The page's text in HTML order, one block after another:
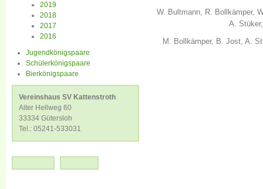
2019
2018
2017
2016
Jugendkönigspaare
Schülerkönigspaare
Bierkönigspaare
Vereinshaus SV Kattenstroth
Alter Hellweg 60
33334 Gütersloh
Tel.: 05241-533031
W. Bultmann, R. Bollkämper,
A.
M. Bollkämper, B. Jost, A.